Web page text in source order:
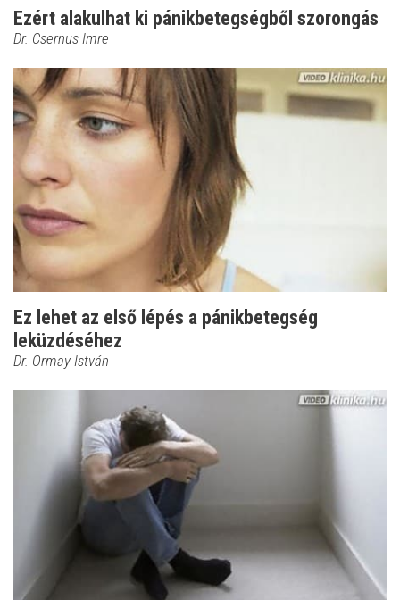
Ezért alakulhat ki pánikbetegségből szorongás
Dr. Csernus Imre
Ez lehet az első lépés a pánikbetegség
leküzdéséhez
Dr. Ormay István